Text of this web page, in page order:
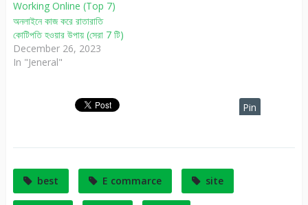
অনলাইনে কাজ করে রাতারাতি
কোটিপতি হওয়ার উপায় (সেরা 7 টি)
December 26, 2023
In "Jeneral"
Pin
best E commarce site